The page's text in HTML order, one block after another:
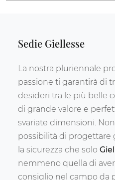
Sedie Giellesse
La nostra pluriennale
passione ti garantirà di
desideri tra le più belle
di grande valore e
svariate dimensioni.
possibilità di
la sicurezza che solo
nemmeno quella di
consiglio nel campo da